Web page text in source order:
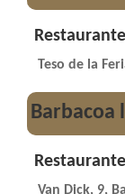
Restaurante
Teso de la
Barbacoa
Van Dick, 9,